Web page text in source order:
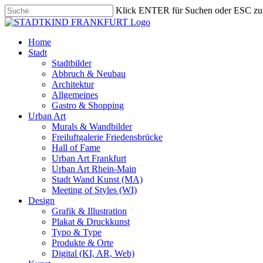
Skip
to
content
Klick ENTER für Suchen oder ESC
Close
search
Menu
Home
Stadt
Stadtbilder
Abbruch & Neubau
Architektur
Allgemeines
Gastro & Shopping
Urban Art
Murals & Wandbilder
Freiluftgalerie Friedensbrücke
Hall of Fame
Urban Art Frankfurt
Urban Art Rhein-Main
Stadt Wand Kunst (MA)
Meeting of Styles (WI)
Design
Grafik & Illustration
Plakat & Druckkunst
Typo & Type
Produkte & Orte
Digital (KI, AR, Web)